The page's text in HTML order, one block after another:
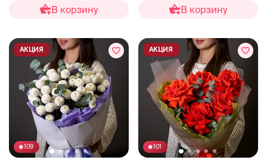
В корзину В корзину
109
АКЦИЯ
101
АКЦИЯ